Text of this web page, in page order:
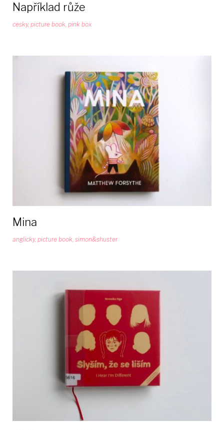
Například růže
cesky, picture book, pink box
Mina
anglicky, picture book, simon&shuster